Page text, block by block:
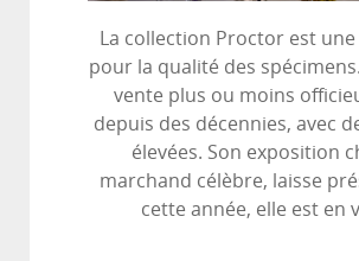
La collection Proctor est
pour la qualité des
vente plus ou moins
depuis des décennies, avec
élevées. Son exposition
marchand célèbre, laisse
cette année, elle est en